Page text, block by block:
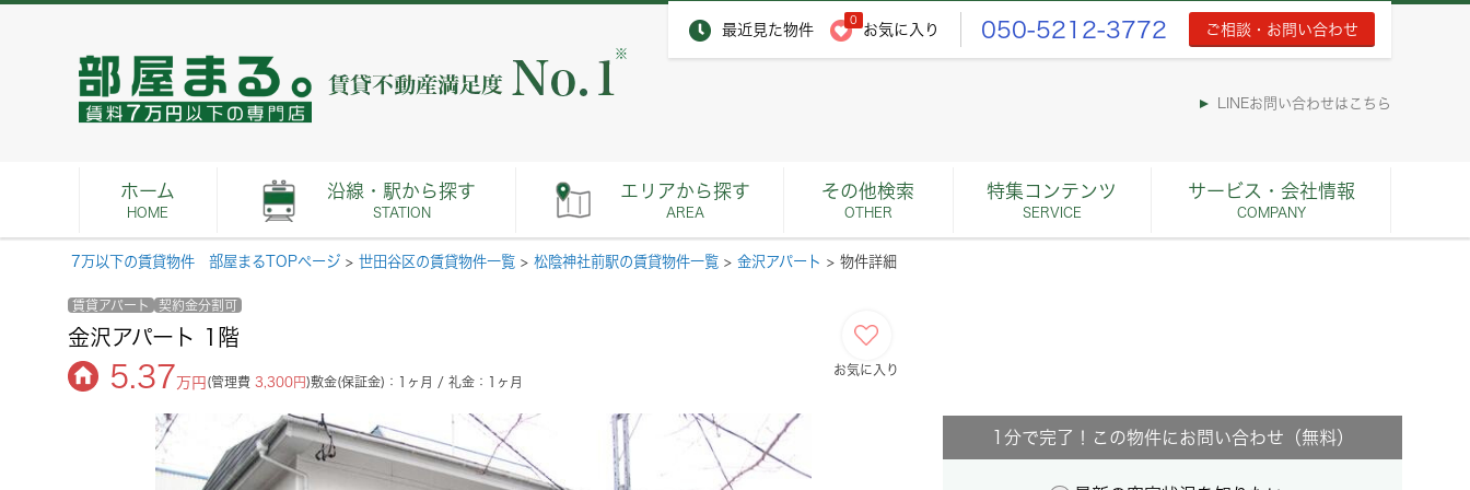
最近見た物件
0
お気に入り 050-5212-3772 ご相談・お問い合わせ
※
LINEお問い合わせはこちら
ホーム
HOME
沿線・駅から探す
STATION
エリアから探す
AREA
その他検索
OTHER
特集コンテンツ
SERVICE
サービス・会社情報
COMPANY
7万以下の賃貸物件 部屋まるTOPページ > 世田谷区の賃貸物件一覧 > 松陰神社前駅の賃貸物件一覧 > 金沢アパート > 物件詳細
賃貸アパート 契約金分割可
金沢アパート 1階
5.37 万円 (管理費 3,300円)敷金(保証金)：1ヶ月 / 礼金：1ヶ月
お気に入り
1分で完了！この物件にお問い合わせ（無料）